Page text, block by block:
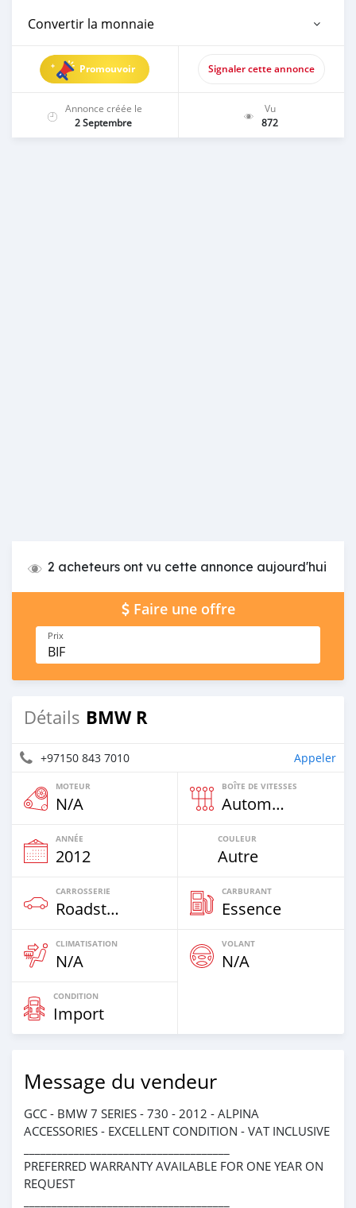
Convertir la monnaie
Promouvoir Signaler cette annonce
Annonce créée le
2 Septembre
Vu
872
2 acheteurs ont vu cette annonce aujourd'hui
Faire une offre
Prix
BIF
Détails BMW R
+97150 843 7010 Appeler
MOTEUR
N/A
BOÎTE DE VITESSES
Automatique
ANNÉE
2012
COULEUR
Autre
CARROSSERIE
Roadster
CARBURANT
Essence
CLIMATISATION
N/A
VOLANT
N/A
CONDITION
Import
Message du vendeur
GCC - BMW 7 SERIES - 730 - 2012 - ALPINA
ACCESSORIES - EXCELLENT CONDITION - VAT INCLUSIVE
PREFERRED WARRANTY AVAILABLE FOR ONE YEAR ON
REQUEST